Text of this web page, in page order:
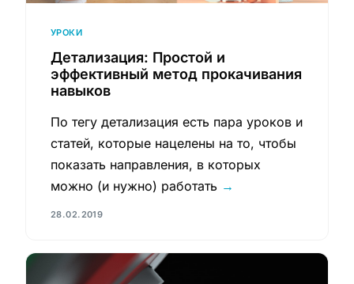
УРОКИ
Детализация: Простой и
эффективный метод прокачивания
навыков
По тегу детализация есть пара уроков и
статей, которые нацелены на то, чтобы
показать направления, в которых
можно (и нужно) работать →
28.02.2019